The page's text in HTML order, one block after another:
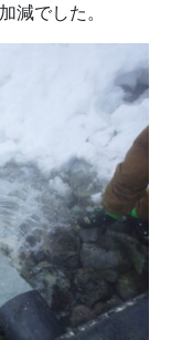
減でした。